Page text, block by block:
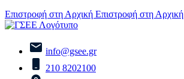
Επιστροφή στη Αρχική Επιστροφή στη Αρχική
info@gsee.gr
210 8202100